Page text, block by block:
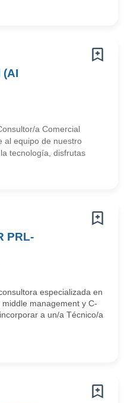
(AI
a Comercial
al equipo de nuestro
tecnología, disfrutas
PRL-
especializada en
management y C-
a un/a Técnico/a